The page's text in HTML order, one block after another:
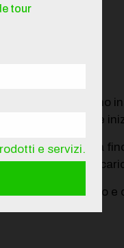
non si scaricano
successivamente
carica
mostrerà la
applicata al telaio e
tour
e servizi.